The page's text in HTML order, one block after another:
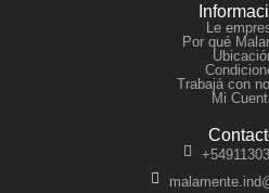
Le
Por qué
Trabajá con
Mi